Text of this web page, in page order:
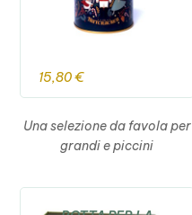
15,80€
Una selezione da favola per
grandi e piccini